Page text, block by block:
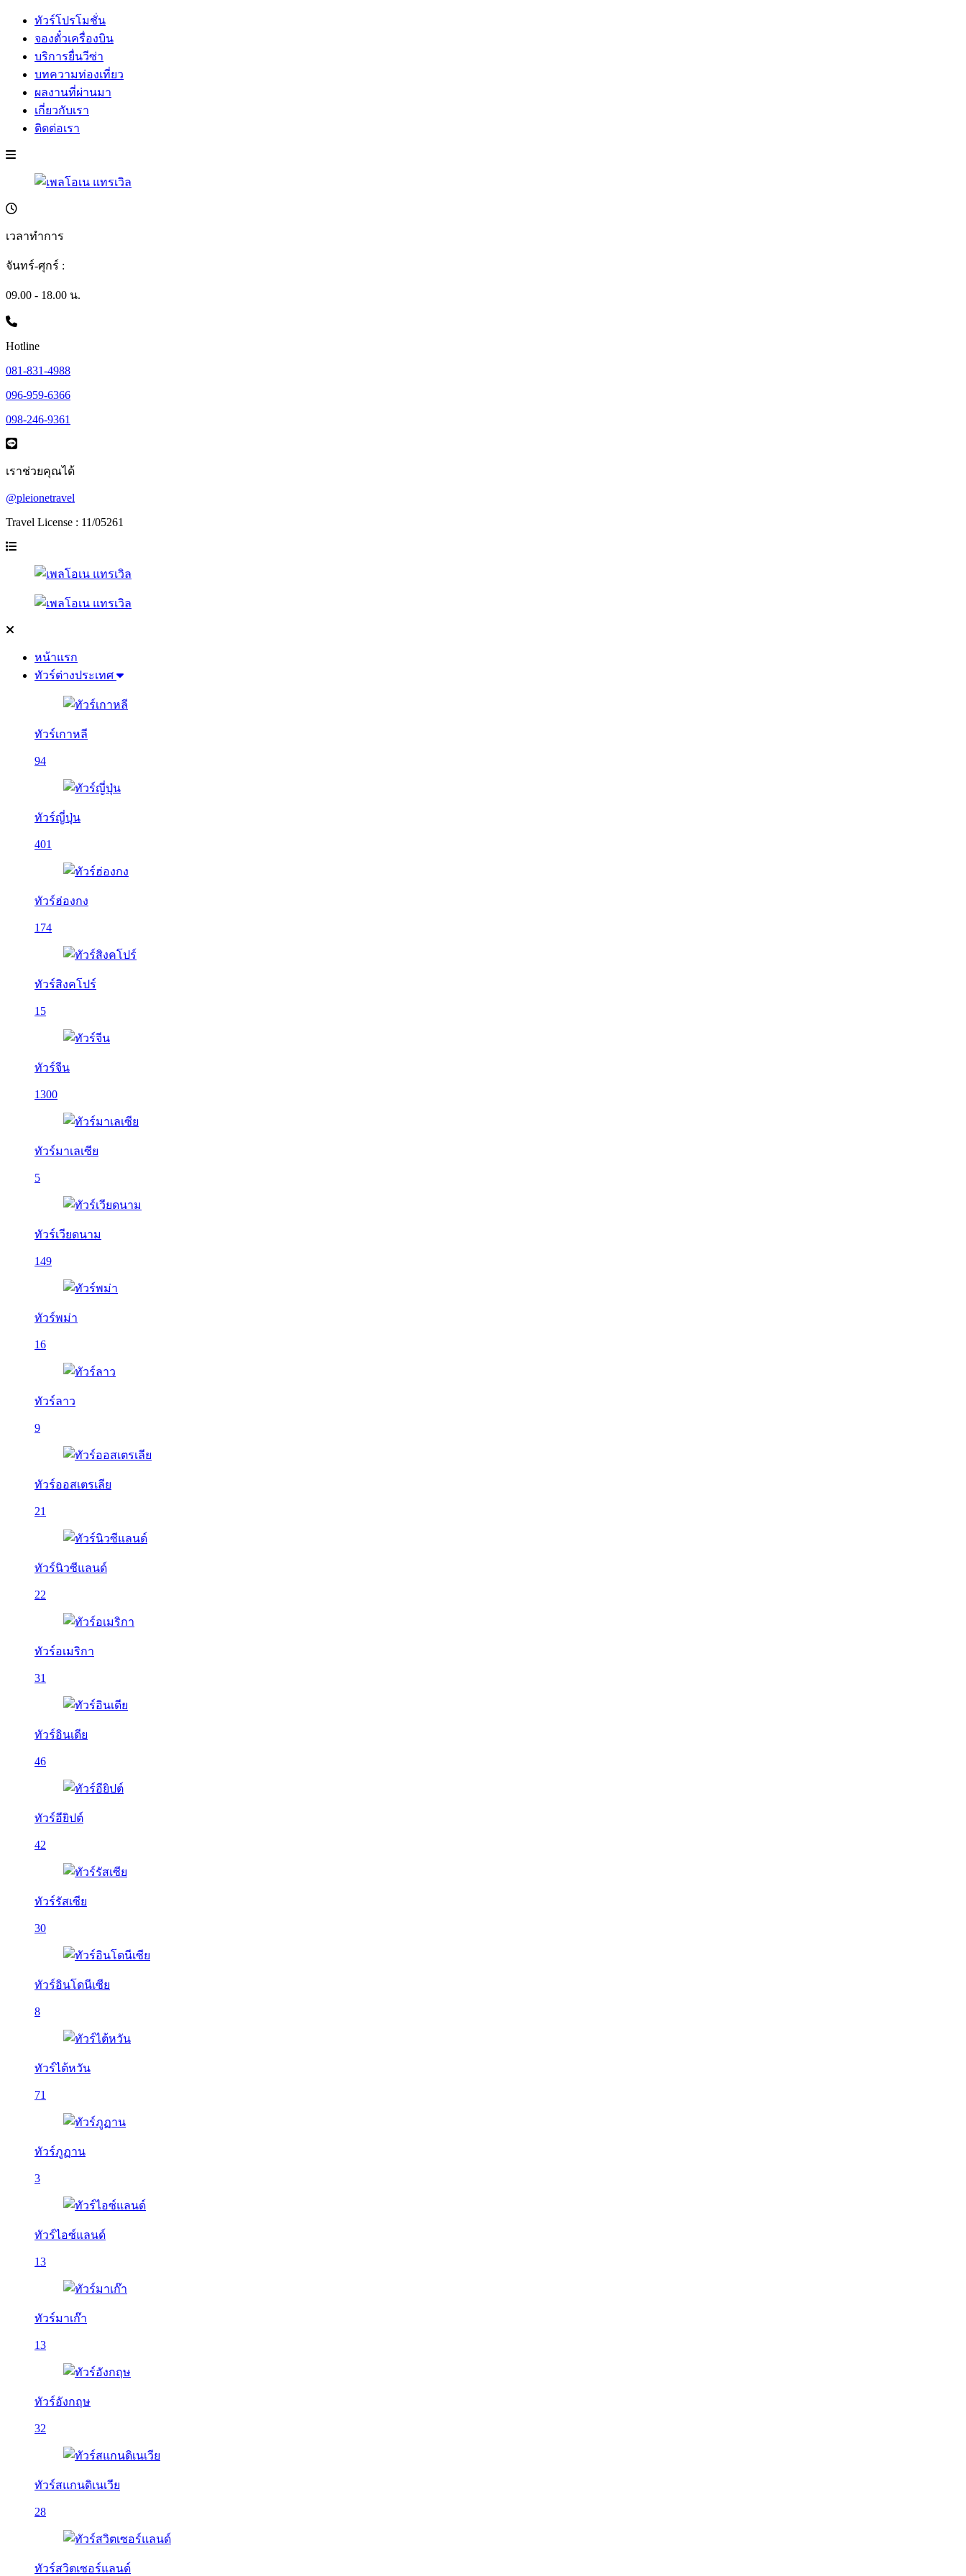
ทัวร์โปรโมชั่น
จองตั๋วเครื่องบิน
บริการยื่นวีซ่า
บทความท่องเที่ยว
ผลงานที่ผ่านมา
เกี่ยวกับเรา
ติดต่อเรา
เวลาทำการ
จันทร์-ศุกร์ :
09.00 - 18.00 น.
Hotline
081-831-4988
096-959-6366
098-246-9361
เราช่วยคุณได้
@pleionetravel
Travel License : 11/05261
หน้าแรก
ทัวร์ต่างประเทศ
ทัวร์เกาหลี
94
ทัวร์ญี่ปุ่น
401
ทัวร์ฮ่องกง
174
ทัวร์สิงคโปร์
15
ทัวร์จีน
1300
ทัวร์มาเลเซีย
5
ทัวร์เวียดนาม
149
ทัวร์พม่า
16
ทัวร์ลาว
9
ทัวร์ออสเตรเลีย
21
ทัวร์นิวซีแลนด์
22
ทัวร์อเมริกา
31
ทัวร์อินเดีย
46
ทัวร์อียิปต์
42
ทัวร์รัสเซีย
30
ทัวร์อินโดนีเซีย
8
ทัวร์ไต้หวัน
71
ทัวร์ภูฏาน
3
ทัวร์ไอซ์แลนด์
13
ทัวร์มาเก๊า
13
ทัวร์อังกฤษ
32
ทัวร์สแกนดิเนเวีย
28
ทัวร์สวิตเซอร์แลนด์